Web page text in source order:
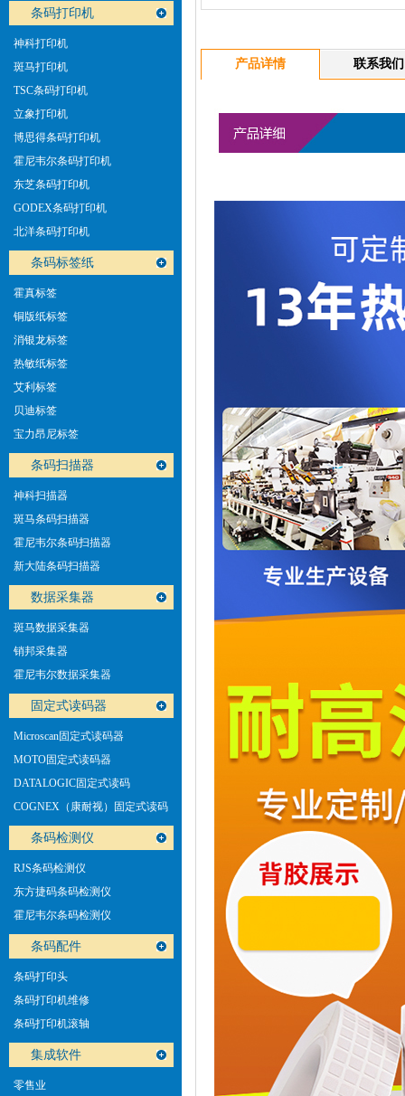
条码打印机
神科打印机
斑马打印机
TSC条码打印机
立象打印机
博思得条码打印机
霍尼韦尔条码打印机
东芝条码打印机
GODEX条码打印机
北洋条码打印机
条码标签纸
霍真标签
铜版纸标签
消银龙标签
热敏纸标签
艾利标签
贝迪标签
宝力昂尼标签
条码扫描器
神科扫描器
斑马条码扫描器
霍尼韦尔条码扫描器
新大陆条码扫描器
数据采集器
斑马数据采集器
销邦采集器
霍尼韦尔数据采集器
固定式读码器
Microscan固定式读码器
MOTO固定式读码器
DATALOGIC固定式读码
COGNEX（康耐视）固定式读码
条码检测仪
RJS条码检测仪
东方捷码条码检测仪
霍尼韦尔条码检测仪
条码配件
条码打印头
条码打印机维修
条码打印机滚轴
集成软件
零售业
高新技术企业证书
产品详情 联系我们